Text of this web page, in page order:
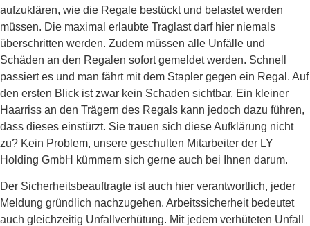
aufzuklären, wie die Regale bestückt und belastet werden
müssen. Die maximal erlaubte Traglast darf hier niemals
überschritten werden. Zudem müssen alle Unfälle und
Schäden an den Regalen sofort gemeldet werden. Schnell
passiert es und man fährt mit dem Stapler gegen ein Regal. Auf
den ersten Blick ist zwar kein Schaden sichtbar. Ein kleiner
Haarriss an den Trägern des Regals kann jedoch dazu führen,
dass dieses einstürzt. Sie trauen sich diese Aufklärung nicht
zu? Kein Problem, unsere geschulten Mitarbeiter der LY
Holding GmbH kümmern sich gerne auch bei Ihnen darum.
Der Sicherheitsbeauftragte ist auch hier verantwortlich, jeder
Meldung gründlich nachzugehen. Arbeitssicherheit bedeutet
auch gleichzeitig Unfallverhütung. Mit jedem verhüteten Unfall